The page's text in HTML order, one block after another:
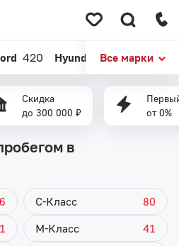
420 Hyundai 896 Kia 1175
Все марки
Скидка
до 300 000 ₽
от 0%
в
C-Класс
80
M-Класс
41